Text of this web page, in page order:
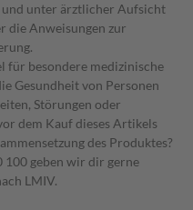
unter ärztlicher Aufsicht
die Anweisungen zur
für besondere medizinische
Gesundheit von Personen
Störungen oder
dem Kauf dieses Artikels
des Produktes?
geben wir dir gerne
LMIV.